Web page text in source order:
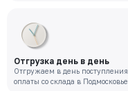
Отгрузка день в день
Отгружаем в день поступления
оплаты со склада в Подмосковье